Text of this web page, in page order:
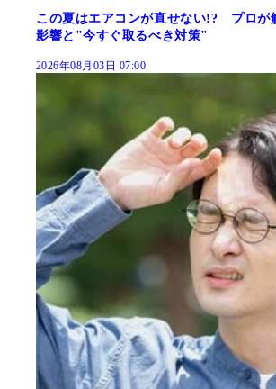
この夏はエアコンが直せない!? プロが
影響と"今すぐ取るべき対策"
2026年08月03日 07:00